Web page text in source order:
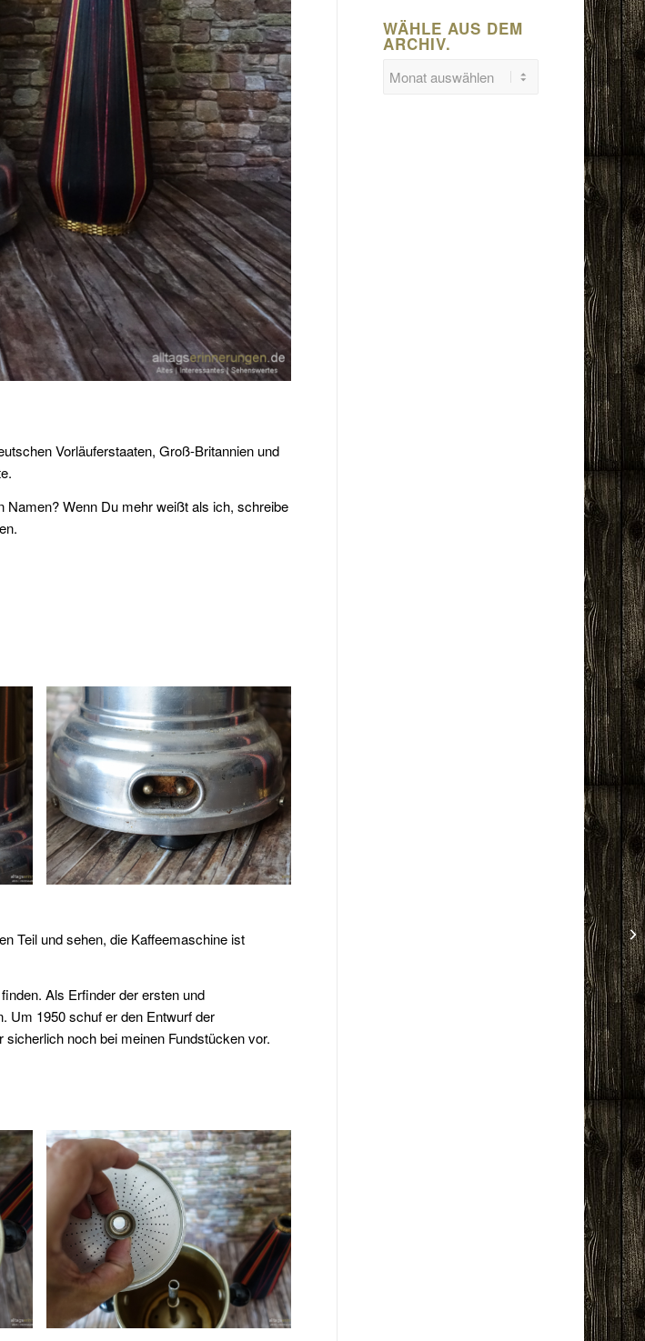
Vorläuferstaaten, Groß-Britannien und
Namen? Wenn Du mehr weißt als ich, schreibe
Teil und sehen, die Kaffeemaschine ist
Als Erfinder der ersten und
Um 1950 schuf er den Entwurf der
noch bei meinen Fundstücken vor.
WÄHLE AUS DEM
ARCHIV.